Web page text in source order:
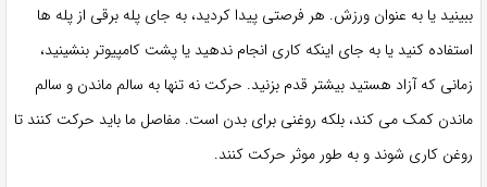
ببینید یا به عنوان ورزش. هر فرصتی پیدا کردید، به جای پله برقی از پله ها
استفاده کنید یا به جای اینکه کاری انجام ندهید یا پشت کامپیوتر بنشینید،
زمانی که آزاد هستید بیشتر قدم بزنید. حرکت نه تنها به سالم ماندن و سالم
ماندن کمک می کند، بلکه روغنی برای بدن است. مفاصل ما باید حرکت کنند تا
روغن کاری شوند و به طور موثر حرکت کنند.